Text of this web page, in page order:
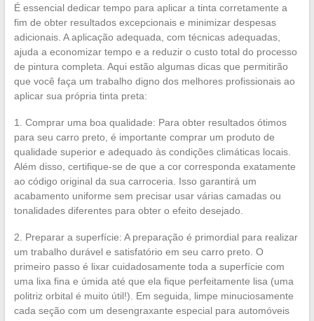
É essencial dedicar tempo para aplicar a tinta corretamente a
fim de obter resultados excepcionais e minimizar despesas
adicionais. A aplicação adequada, com técnicas adequadas,
ajuda a economizar tempo e a reduzir o custo total do processo
de pintura completa. Aqui estão algumas dicas que permitirão
que você faça um trabalho digno dos melhores profissionais ao
aplicar sua própria tinta preta:
1. Comprar uma boa qualidade: Para obter resultados ótimos
para seu carro preto, é importante comprar um produto de
qualidade superior e adequado às condições climáticas locais.
Além disso, certifique-se de que a cor corresponda exatamente
ao código original da sua carroceria. Isso garantirá um
acabamento uniforme sem precisar usar várias camadas ou
tonalidades diferentes para obter o efeito desejado.
2. Preparar a superfície: A preparação é primordial para realizar
um trabalho durável e satisfatório em seu carro preto. O
primeiro passo é lixar cuidadosamente toda a superfície com
uma lixa fina e úmida até que ela fique perfeitamente lisa (uma
politriz orbital é muito útil!). Em seguida, limpe minuciosamente
cada seção com um desengraxante especial para automóveis